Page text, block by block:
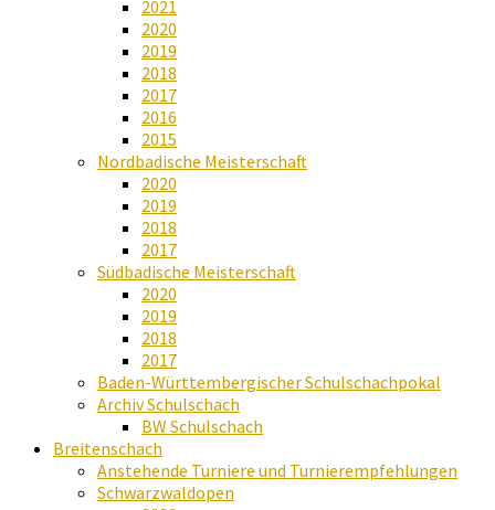
2021
2020
2019
2018
2017
2016
2015
Nordbadische Meisterschaft
2020
2019
2018
2017
Südbadische Meisterschaft
2020
2019
2018
2017
Baden-Württembergischer Schulschachpokal
Archiv Schulschach
BW Schulschach
Breitenschach
Anstehende Turniere und Turnierempfehlungen
Schwarzwaldopen